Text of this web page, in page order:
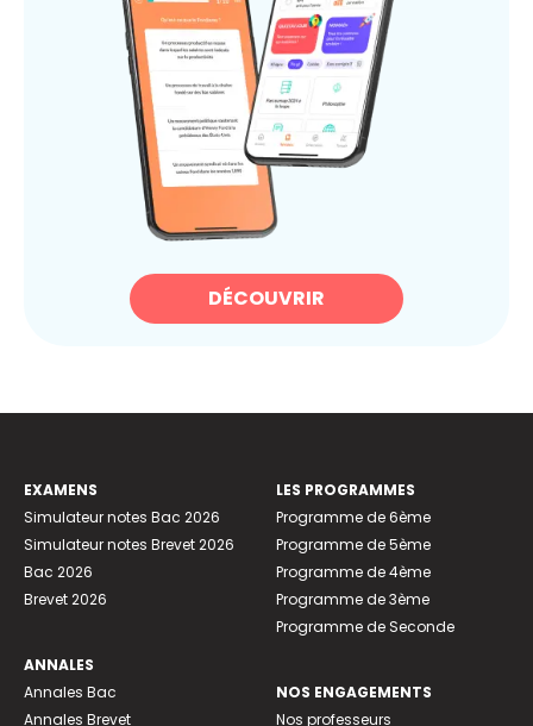
DÉCOUVRIR
EXAMENS
Simulateur notes Bac 2026
Simulateur notes Brevet 2026
Bac 2026
Brevet 2026
ANNALES
Annales Bac
Annales Brevet
LES PROGRAMMES
Programme de 6ème
Programme de 5ème
Programme de 4ème
Programme de 3ème
Programme de Seconde
NOS ENGAGEMENTS
Nos professeurs